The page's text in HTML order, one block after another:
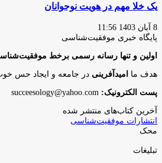
یک خلا مهم در هویت نوجوانان
8 آبان 1403 11:56
پایگاه‌ خبری موفقیت‌شناسی
اولین و تنها رسانه رسمی برخط
هدف ما امیدآفرینی در جامعه و ایجاد حس
پست الکترونیک:
آخرین کتاب‌های منتشر شده
انتشارات موفقیت‌شناسی
محک
تبلیغات